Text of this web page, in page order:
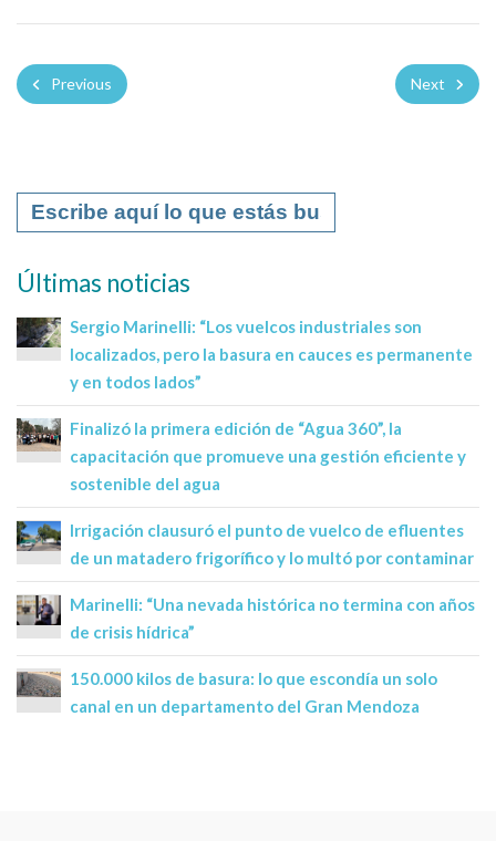
Previous Next
Últimas noticias
Sergio Marinelli: “Los vuelcos industriales son
localizados, pero la basura en cauces es permanente
y en todos lados”
Finalizó la primera edición de “Agua 360”, la
capacitación que promueve una gestión eficiente y
sostenible del agua
Irrigación clausuró el punto de vuelco de efluentes
de un matadero frigorífico y lo multó por contaminar
Marinelli: “Una nevada histórica no termina con años
de crisis hídrica”
150.000 kilos de basura: lo que escondía un solo
canal en un departamento del Gran Mendoza